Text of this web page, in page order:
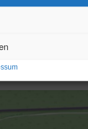
im Zeitraum vom
zu Änderu…